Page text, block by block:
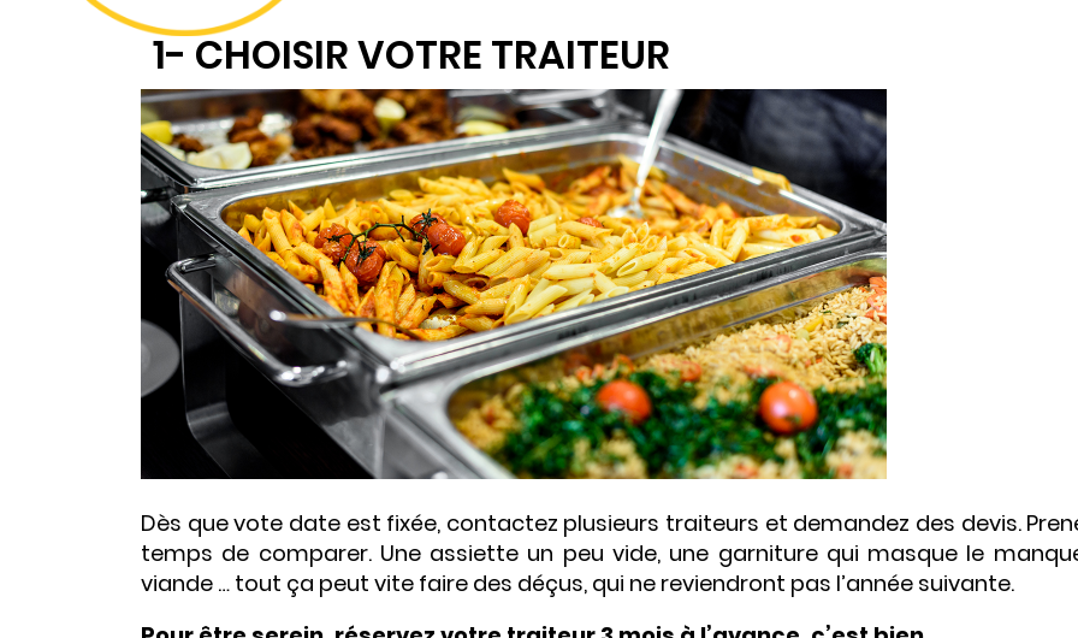
1- CHOISIR VOTRE TRAITEUR
Dès que vote date est fixée, contactez plusieurs traiteurs et demandez des devis.
temps de comparer. Une assiette un peu vide, une garniture qui masque le
viande … tout ça peut vite faire des déçus, qui ne reviendront pas l’année suivante.